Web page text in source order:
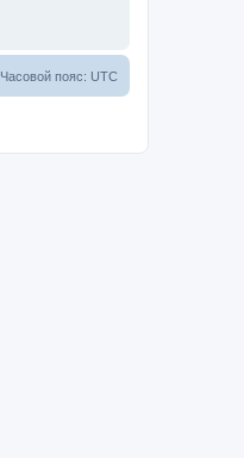
Часовой пояс: UTC